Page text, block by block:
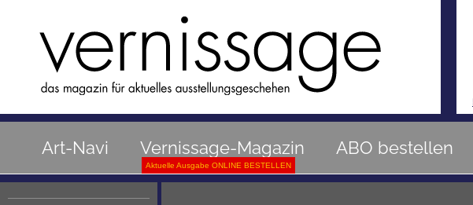
Art-Navi Vernissage-Magazin ABO bestellen
Aktuelle Ausgabe ONLINE BESTELLEN